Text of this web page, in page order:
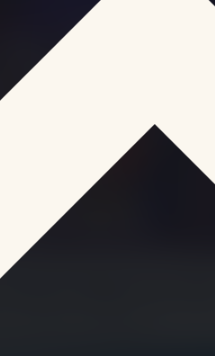
Pignan et Le Crès
l'Hérault. Héritières…